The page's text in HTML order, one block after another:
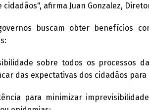
cidadãos", afirma Juan Gonzalez,
buscam obter benefícios
sobre todos os processos da
das expectativas dos cidadãos para
para minimizar